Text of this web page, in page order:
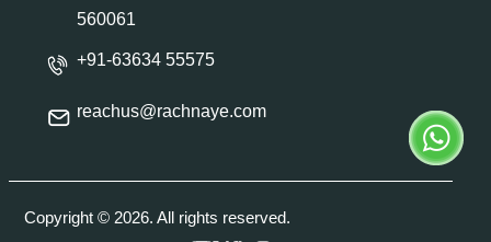
560061
+91-63634 55575
reachus@rachnaye.com
Copyright © 2026. All rights reserved.